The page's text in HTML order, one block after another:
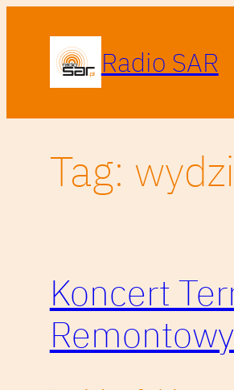
Radio SAR
Tag:
Koncert